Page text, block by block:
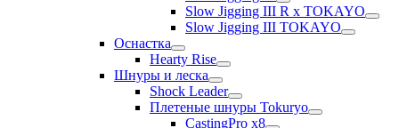
Slow Jigging III R x TOKAYO
Slow Jigging III TOKAYO
Оснастка
Hearty Rise
Шнуры и леска
Shock Leader
Плетеные шнуры Tokuryo
CastingPro x8